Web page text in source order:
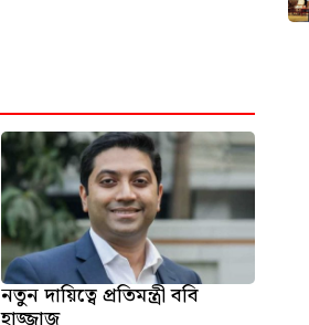
নতুন দায়িত্বে প্রতিমন্ত্রী ববি